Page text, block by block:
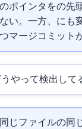
のポインタを
い。一方、mainに
マージコミット
やって検出して
同じファイルの同